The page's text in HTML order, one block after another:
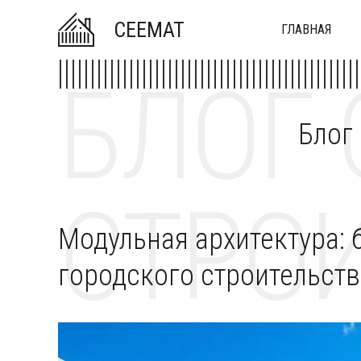
CEEMAT ГЛАВНАЯ
БЛОГ
Модульная архитектура:
городского